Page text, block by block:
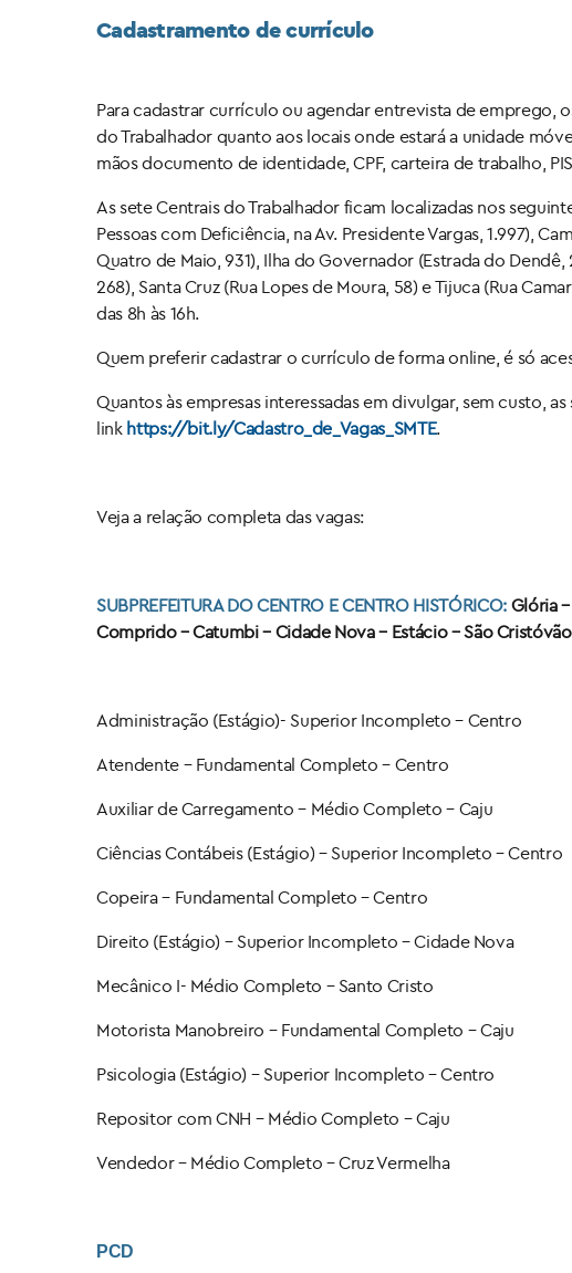
Cadastramento de currículo
Para cadastrar currículo ou agendar entrevista de
do Trabalhador quanto aos locais onde estará a unidade
mãos documento de identidade, CPF, carteira de trabalho,
As sete Centrais do Trabalhador ficam localizadas nos
Pessoas com Deficiência, na Av. Presidente Vargas, 1.997),
Quatro de Maio, 931), Ilha do Governador (Estrada do Dendê,
268), Santa Cruz (Rua Lopes de Moura, 58) e Tijuca (Rua
das 8h às 16h.
Quem preferir cadastrar o currículo de forma online, é só
Quantos às empresas interessadas em divulgar, sem custo,
link https://bit.ly/Cadastro_de_Vagas_SMTE.
Veja a relação completa das vagas:
SUBPREFEITURA DO CENTRO E CENTRO HISTÓRICO:Glória –
Comprido – Catumbi – Cidade Nova – Estácio – São
Administração (Estágio)​- Superior Incompleto – Centro
Atendente – Fundamental Completo – Centro
Auxiliar de Carregamento – Médio Completo – Caju
Ciências Contábeis (Estágio) – Superior Incompleto – Centro
Copeira – Fundamental Completo – Centro
Direito (Estágio) – Superior Incompleto – Cidade Nova
Mecânico I​- Médio Completo – Santo Cristo
Motorista Manobreiro – Fundamental Completo – Caju
Psicologia (Estágio) – Superior Incompleto – Centro
Repositor com CNH – Médio Completo – Caju
Vendedor – Médio Completo – Cruz Vermelha
PCD